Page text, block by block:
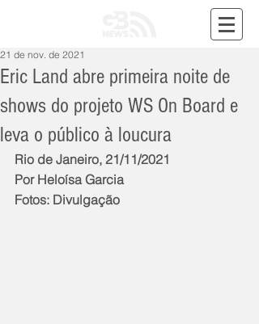
Eric Land abre primeira noite de
shows do projeto WS On Board e
leva o público à loucura
21 de nov. de 2021
Rio de Janeiro, 21/11/2021
Por Heloísa Garcia
Fotos: Divulgação